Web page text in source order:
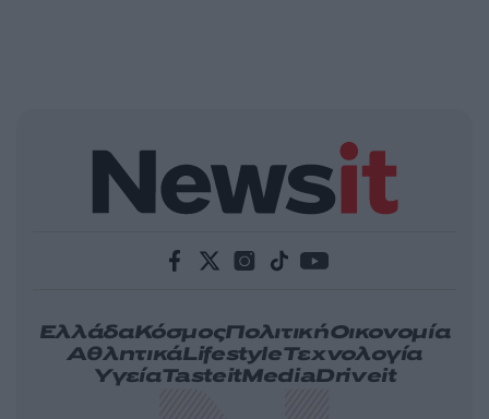
ΕλλάδαΚόσμοςΠολιτικήΟικονομία
ΑθλητικάLifestyleΤεχνολογία
ΥγείαTasteitMediaDriveit